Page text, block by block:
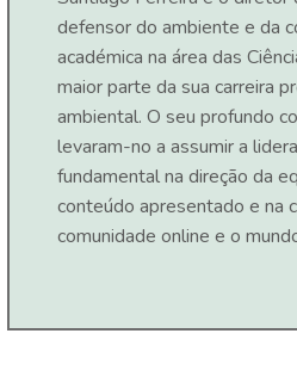
defensor do ambiente e da
académica na área das
maior parte da sua carreira
ambiental. O seu profundo
levaram-no a assumir a
fundamental na direção da
conteúdo apresentado e na
comunidade online e o